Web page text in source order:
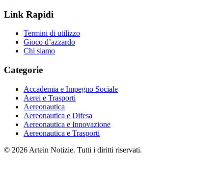
Link Rapidi
Termini di utilizzo
Gioco d’azzardo
Chi siamo
Categorie
Accademia e Impegno Sociale
Aerei e Trasporti
Aereonautica
Aereonautica e Difesa
Aereonautica e Innovazione
Aereonautica e Trasporti
© 2026 Artein Notizie. Tutti i diritti riservati.